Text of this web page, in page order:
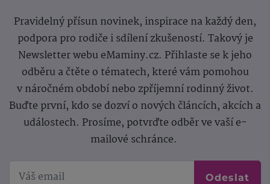
Pravidelný přísun novinek, inspirace na každý den,
podpora pro rodiče i sdílení zkušeností. Takový je
Newsletter webu eMaminy.cz. Přihlaste se k jeho
odběru a čtěte o tématech, které vám pomohou
v náročném období nebo zpříjemní rodinný život.
Buďte první, kdo se dozví o nových článcích, akcích a
událostech. Prosíme, potvrďte odběr ve vaší e-
mailové schránce.
Odeslat